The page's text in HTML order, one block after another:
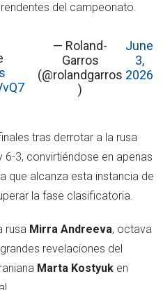
del campeonato.
— Roland-
Garros
(@rolandgarros
)
June
3,
2026
tras derrotar a la rusa
6-3, convirtiéndose en apenas
que alcanza esta instancia de
la fase clasificatoria.
rusa Mirra Andreeva, octava
revelaciones del
Marta Kostyuk en